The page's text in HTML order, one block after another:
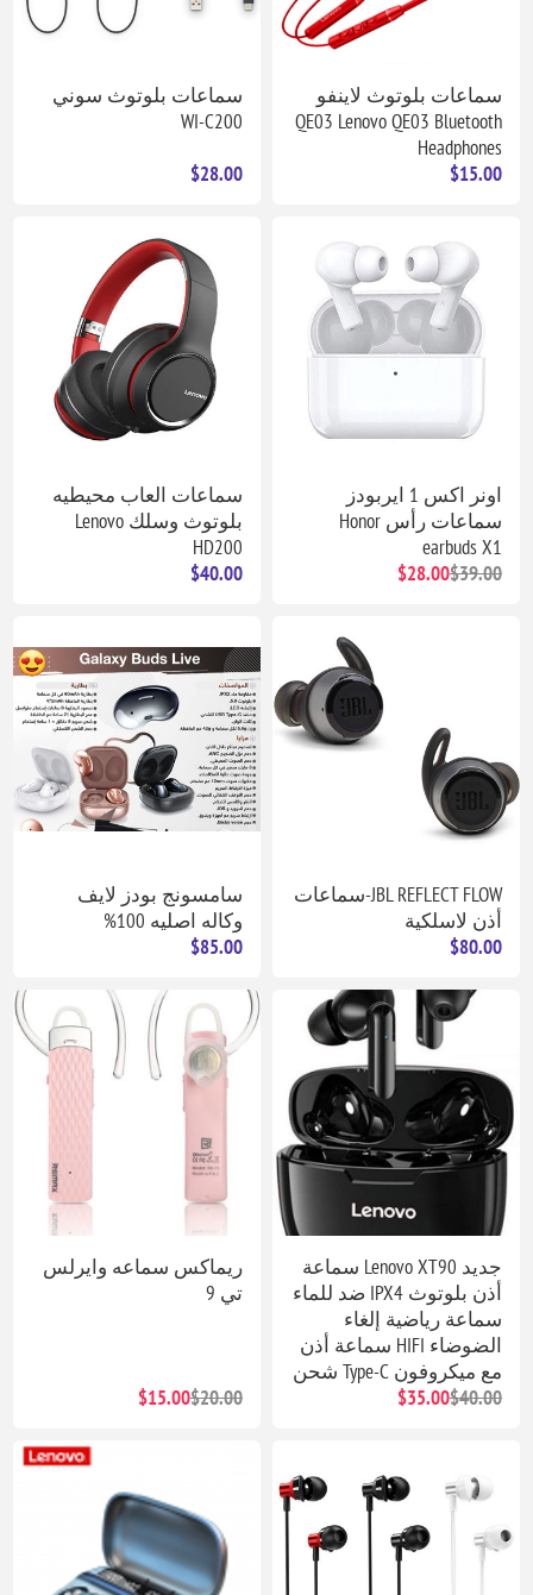
سماعات بلوتوث لاينفو
QE03 Lenovo QE03 Bluetooth
Headphones
$15.00
سماعات بلوتوث سوني
WI-C200
$28.00
اونر اكس 1 ايربودز
سماعات رأس Honor
earbuds X1
$39.00
$28.00
سماعات العاب محيطيه
بلوتوث وسلك Lenovo
HD200
$40.00
JBL REFLECT FLOW-سماعات
أذن لاسلكية
$80.00
سامسونج بودز لايف
وكاله اصليه 100%
$85.00
جديد Lenovo XT90 سماعة
أذن بلوتوث IPX4 ضد للماء
سماعة رياضية إلغاء
الضوضاء HIFI سماعة أذن
مع ميكروفون Type-C شحن
$40.00
$35.00
ريماكس سماعه وايرلس
تي 9
$20.00
$15.00